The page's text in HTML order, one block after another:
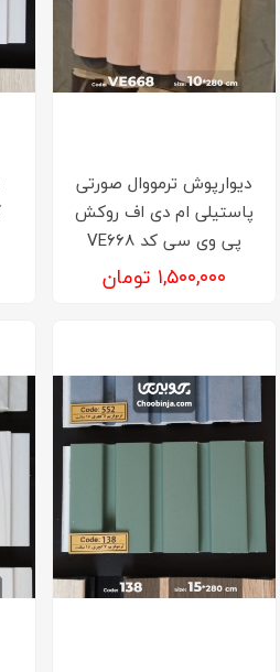
دیوارپوش ترمووال صورتی
پاستیلی ام دی اف روکش
پی وی سی کد VE668
۱,۵۰۰,۰۰۰ تومان